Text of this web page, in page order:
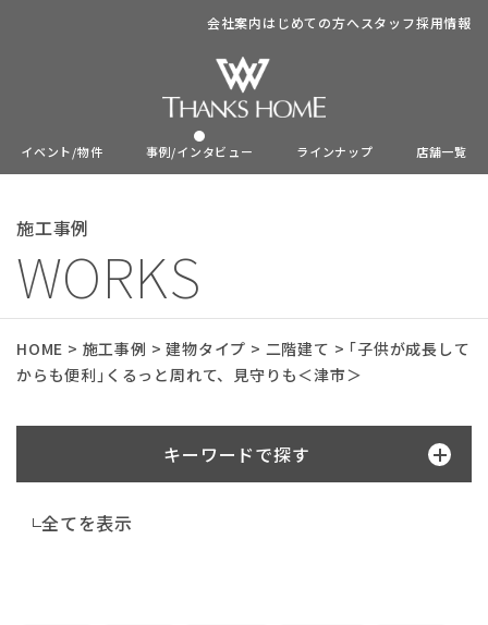
イベント/物件 事例/インタビュー ラインナップ 店舗一覧
会社案内はじめての方へスタッフ採用情報
施工事例
WORKS
HOME > 施工事例 >建物タイプ > 二階建て > ｢子供が成長して
からも便利｣くるっと周れて、見守りも＜津市＞
キーワードで探す
全てを表示